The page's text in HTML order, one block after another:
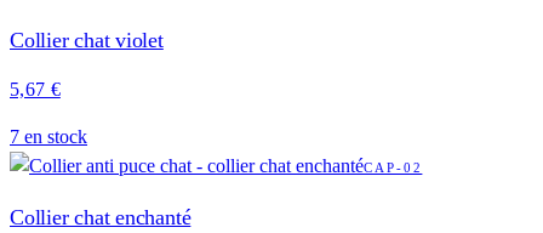
Collier chat violet
5,67 €
7 en stock
CAP-02
Collier chat enchanté